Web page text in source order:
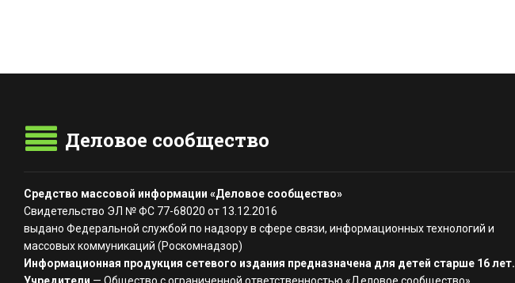
Деловое сообщество
Средство массовой информации «Деловое сообщество»
Свидетельство ЭЛ № ФС 77-68020 от 13.12.2016
выдано Федеральной службой по надзору в сфере связи, информационных технологий и
массовых коммуникаций (Роскомнадзор)
Информационная продукция сетевого издания предназначена для детей старше 16 лет.
Учредители — Общество с ограниченной ответственностью «Деловое сообщество»